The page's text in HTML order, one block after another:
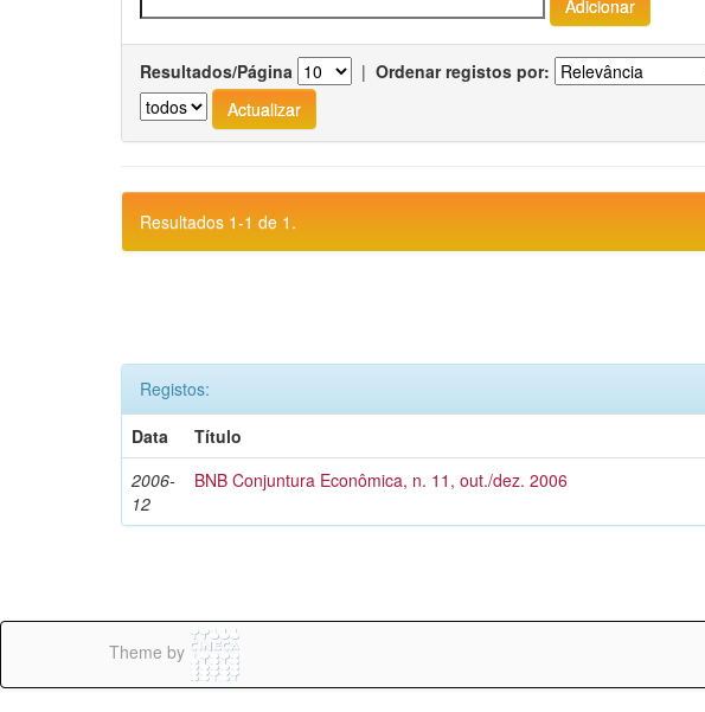
Resultados/Página | Ordenar registos por:
Resultados 1-1 de 1.
Registos:
Data
Título
2006-
12
BNB Conjuntura Econômica, n. 11, out./dez. 2006
Theme by